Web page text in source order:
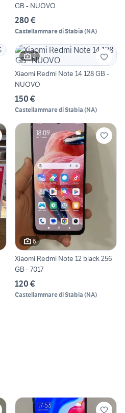
GB - NUOVO
280 €
Castellammare di Stabia (NA)
2
Xiaomi Redmi Note 14 128 GB -
NUOVO
150 €
Castellammare di Stabia (NA)
6
Xiaomi Redmi Note 12 black 256
GB - 7017
120 €
Castellammare di Stabia (NA)